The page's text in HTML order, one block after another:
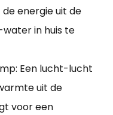
energie uit de
in huis te
Een lucht-lucht
uit de
voor een